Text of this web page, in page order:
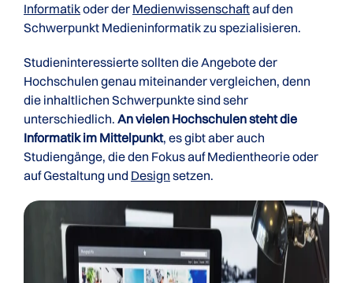
Informatikoder der Medienwissenschaftauf den
Schwerpunkt Medieninformatik zu spezialisieren.
Studieninteressierte sollten die Angebote der
Hochschulen genau miteinander vergleichen, denn
die inhaltlichen Schwerpunkte sind sehr
unterschiedlich. An vielen Hochschulen steht die
Informatik im Mittelpunkt, es gibt aber auch
Studiengänge, die den Fokus auf Medientheorie oder
auf Gestaltung und Design setzen.